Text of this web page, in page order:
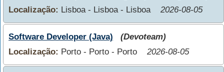
Localização: Lisboa - Lisboa - Lisboa 2026-08-05
Software Developer (Java)
(Devoteam)
Localização: Porto - Porto - Porto 2026-08-05